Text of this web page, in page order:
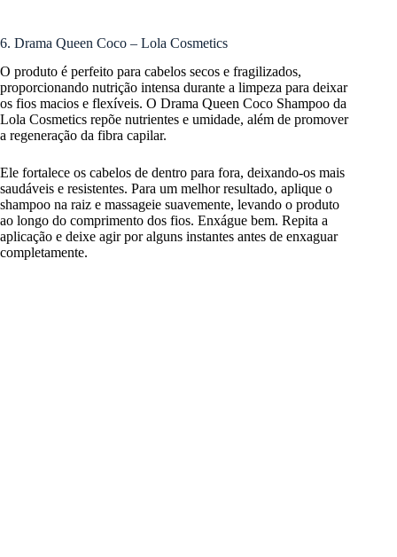
6. Drama Queen Coco – Lola Cosmetics
O produto é perfeito para cabelos secos e fragilizados,
proporcionando nutrição intensa durante a limpeza para deixar
os fios macios e flexíveis. O Drama Queen Coco Shampoo da
Lola Cosmetics repõe nutrientes e umidade, além de promover
a regeneração da fibra capilar.
Ele fortalece os cabelos de dentro para fora, deixando-os mais
saudáveis e resistentes. Para um melhor resultado, aplique o
shampoo na raiz e massageie suavemente, levando o produto
ao longo do comprimento dos fios. Enxágue bem. Repita a
aplicação e deixe agir por alguns instantes antes de enxaguar
completamente.